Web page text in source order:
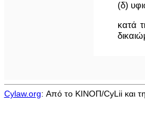
(δ)
κατά
Cylaw.org: Από το ΚΙΝOΠ/CyLii και τη